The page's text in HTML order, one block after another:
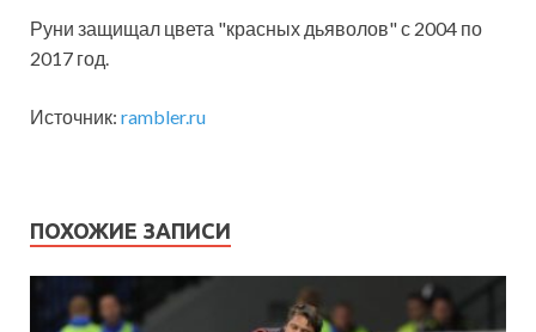
Руни защищал цвета "красных дьяволов" с 2004 по
2017 год.
Источник: rambler.ru
ПОХОЖИЕ ЗАПИСИ